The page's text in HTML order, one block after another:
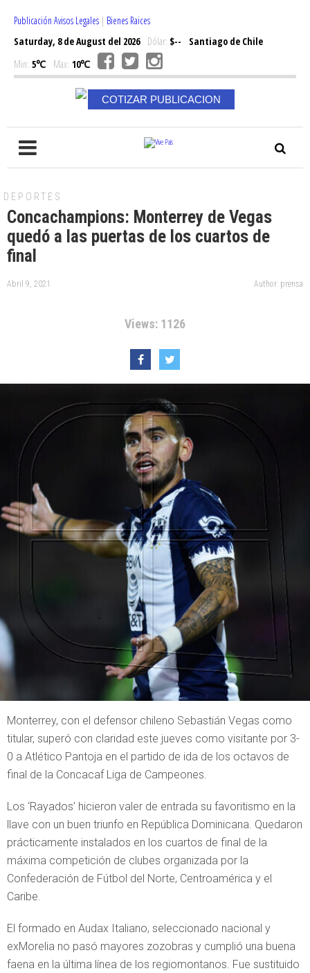
Publicación Avisos Legales | Bienes Raices
Saturday, 8 de August del 2026Dólar: $--
Santiago de Chile
Min: 5℃ Max: 10℃
COTIZAR PUBLICACION
DEPORTES
Concachampions: Monterrey de Vegas
quedó a las puertas de los cuartos de
final
Abril 9, 2021 Author: prensa
Views: 1126
Monterrey, con el defensor chileno Sebastián Vegas como
titular, superó con claridad este jueves como visitante por 3-
0 a Atlético Pantoja en el partido de ida de los octavos de
final de la Concacaf Liga de Campeones.
Los ‘Rayados’ hicieron valer de entrada su favoritismo en la
llave con un buen triunfo en República Dominicana. Quedaron
prácticamente instalados en los cuartos de final de la
máxima competición de clubes organizada por la
Confederación de Fútbol del Norte, Centroamérica y el
Caribe.
El formado en Audax Italiano, seleccionado nacional y
exMorelia no pasó mayores zozobras y cumplió una buena
faena en la última línea de los regiomontanos. Fue sustituido